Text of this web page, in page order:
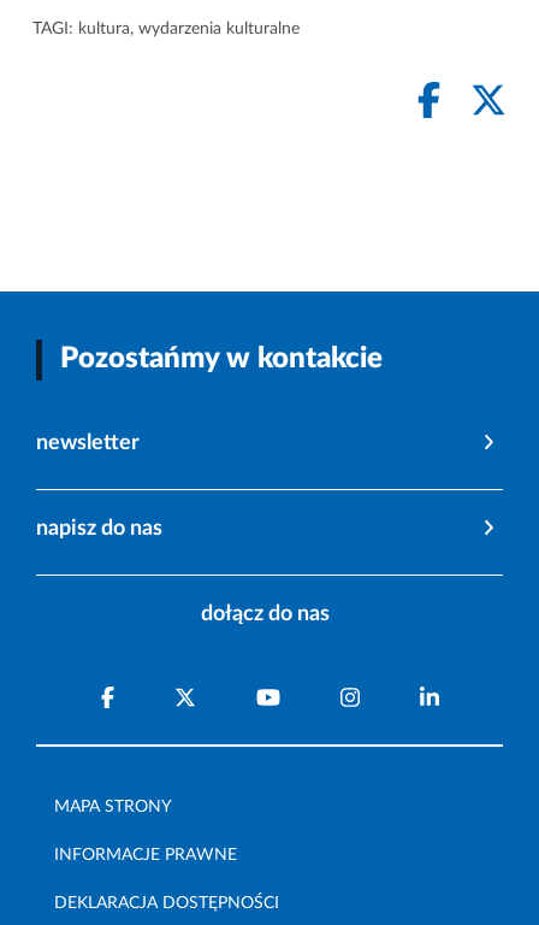
TAGI: kultura, wydarzenia kulturalne
Pozostańmy w kontakcie
newsletter
napisz do nas
dołącz do nas
MAPA STRONY
INFORMACJE PRAWNE
DEKLARACJA DOSTĘPNOŚCI